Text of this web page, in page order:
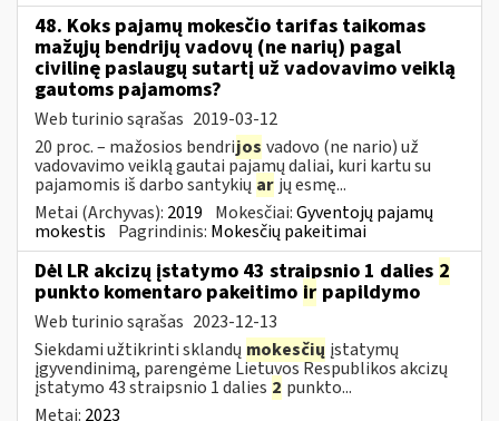
48. Koks pajamų mokesčio tarifas taikomas
mažųjų bendrijų vadovų (ne narių) pagal
civilinę paslaugų sutartį už vadovavimo veiklą
gautoms pajamoms?
Web turinio sąrašas 2019-03-12
20 proc. – mažosios bendrijos vadovo (ne nario) už
vadovavimo veiklą gautai pajamų daliai, kuri kartu su
pajamomis iš darbo santykių ar jų esmę...
Metai (Archyvas): 2019 Mokesčiai:Gyventojų pajamų
mokestis Pagrindinis: Mokesčių pakeitimai
Dėl LR akcizų įstatymo 43 straipsnio 1 dalies 2
punkto komentaro pakeitimo ir papildymo
Web turinio sąrašas 2023-12-13
Siekdami užtikrinti sklandų mokesčių įstatymų
įgyvendinimą, parengėme Lietuvos Respublikos akcizų
įstatymo 43 straipsnio 1 dalies 2 punkto...
Metai: 2023